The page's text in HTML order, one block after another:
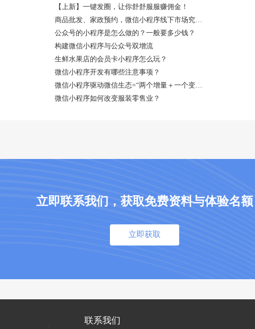
【上新】一键发圈，让你舒舒服服赚佣金！
商品批发、家政预约，微信小程序线下市场究竟有多大？
公众号的小程序是怎么做的？一般要多少钱？
构建微信小程序与公众号双增流
生鲜水果店的会员卡小程序怎么玩？
微信小程序开发有哪些注意事项？
微信小程序驱动微信生态=“两个增量＋一个变化”
微信小程序如何改变服装零售业？
立即联系我们，获取免费资料与体验名额
立即获取
联系我们